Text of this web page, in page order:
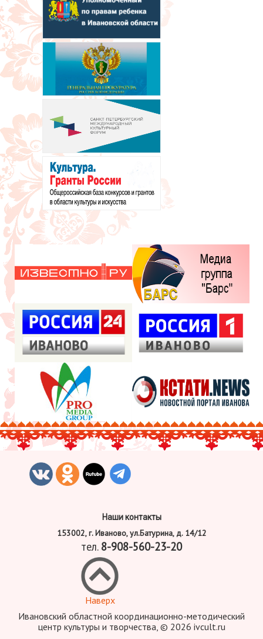
Наши контакты
153002, г. Иваново, ул.Батурина, д. 14/12
тел. 8-908-560-23-20
Наверх
Ивановский областной координационно-методический
центр культуры и творчества, © 2026 ivcult.ru